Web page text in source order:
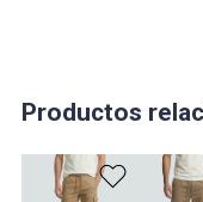
COLOMBIA
Importador:
BAGUER
Productos